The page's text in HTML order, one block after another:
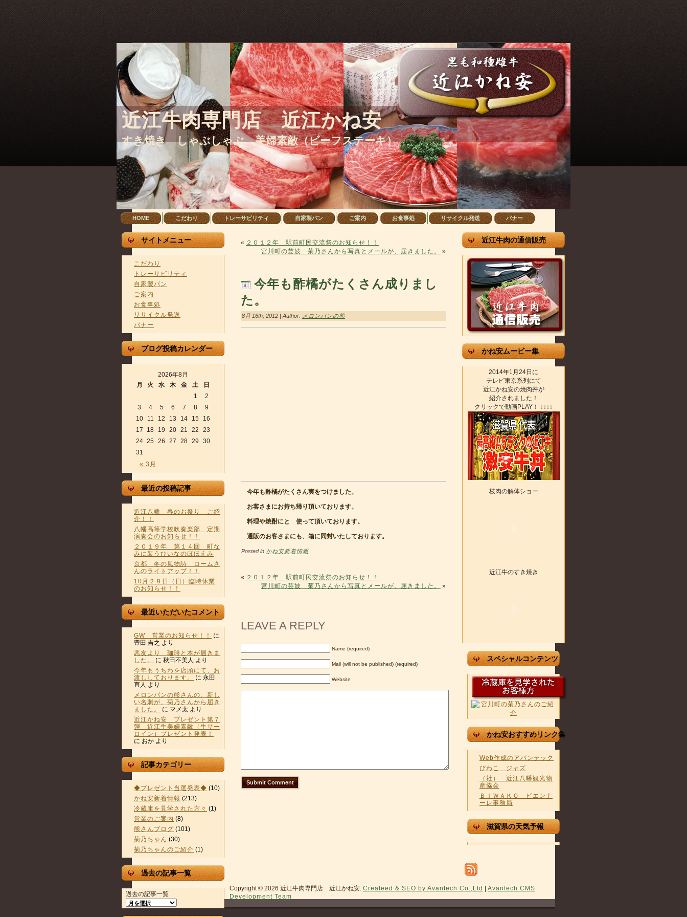
Warning : include_once(/home/sites/heteml/cfusers1/a/v/a/avantech/web/oumikaneyasu/mogplusx/w.php): failed to open stream: No such file or directory in
/home/users/1/avantech/web/oumikaneyasu/wp-
近江牛肉専門店 近江かね安
すき焼き しゃぶしゃぶ 美婦素敵（ビーフステーキ）
HOME こだわり トレーサビリティ 自家製パン ご案内 お食事処 リサイクル発送 バナー
サイトメニュー
こだわり
トレーサビリティ
自家製パン
ご案内
お食事処
リサイクル発送
バナー
ブログ投稿カレンダー
2026年8月
月
火 水 木 金 土 日
« 3月
1
2
3
4 5 6 7 8
9
10
11 12 13 14 15
16
17
18 19 20 21 22
23
24 25 26 27 28 29
30
31
最近の投稿記事
近江八幡 春のお祭り ご紹
介！！
八幡高等学校吹奏楽部 定期
演奏会のお知らせ！！
２０１９年 第１４回 町な
みに装うひいなのほほえみ
京都 冬の風物詩 ロームさ
んのライトアップ！！
10月２８日（日）臨時休業
のお知らせ！！
最近いただいたコメント
GW 営業のお知らせ！！
に
豊田 吉之 より
悪友より 珈琲と本が届きま
した。
に 秋田不美人 より
今年もうちわを店頭にて、お
渡ししております。
に 永田
直人 より
メロンパンの熊さんの、新し
い名刺が、菊乃さんから届き
ました。
に マメ太 より
近江かね安 プレゼント第７
弾 近江牛美婦素敵（牛サー
ロイン）プレゼント発表！
に おか より
記事カテゴリー
◆プレゼント当選発表◆ (10)
かね安新着情報 (213)
冷蔵庫を見学された方々 (1)
営業のご案内 (8)
熊さんブログ (101)
菊乃ちゃん (30)
菊乃ちゃんのご紹介 (1)
過去の記事一覧
過去の記事一覧
« ２０１２年 駅前町民交流祭のお知らせ！！
宮川町の芸妓 菊乃さんから写真とメールが、届きました。
»
今年も酢橘がたくさん成りまし
た。
8月 16th, 2012 | Author: メロンパンの熊
今年も酢橘がたくさん実をつけました。
お客さまにお持ち帰り頂いております。
料理や焼酎にと 使って頂いております。
通販のお客さまにも、箱に同封いたしております。
Posted in かね安新着情報
« ２０１２年 駅前町民交流祭のお知らせ！！
宮川町の芸妓 菊乃さんから写真とメールが、届きました。
»
LEAVE A REPLY
Name (required)
Mail (will not be published) (required)
Website
Submit Comment
近江牛肉の通信販売
かね安ムービー集
2014年1月24日に
テレビ東京系列にて
近江かね安の焼肉丼が
紹介されました！
クリックで動画PLAY！ ↓↓↓↓
枝肉の解体ショー
近江牛のすき焼き
スペシャルコンテンツ
かね安おすすめリンク集
Web作成のアバンテック
びわこ ジャズ
（社） 近江八幡観光物
産協会
ＢＩＷＡＫＯ ビエンナ
ーレ事務局
滋賀県の天気予報
Copyright © 2026 近江牛肉専門店 近江かね安. Createed & SEO by Avantech Co.,Ltd
Avantech CMS
Development Team